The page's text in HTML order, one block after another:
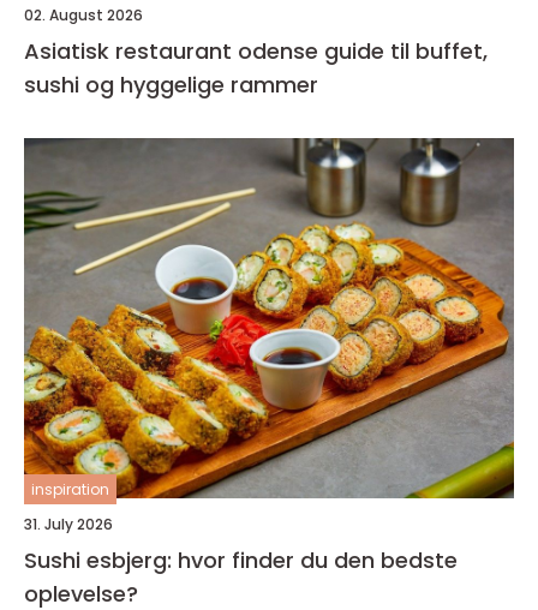
02. August 2026
Asiatisk restaurant odense guide til buffet,
sushi og hyggelige rammer
inspiration
31. July 2026
Sushi esbjerg: hvor finder du den bedste
oplevelse?